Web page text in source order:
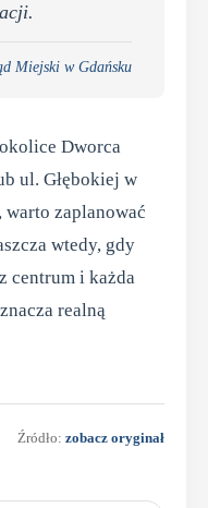
Miejski w Gdańsku
Dworca
ul. Głębokiej w
warto zaplanować
wtedy, gdy
centrum i każda
realną
Źródło: zobacz oryginał